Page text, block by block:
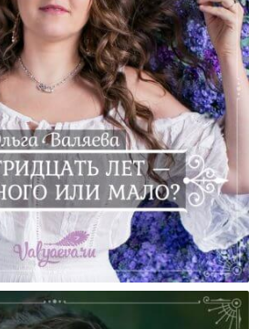
Лет — Это Много Или Мало?